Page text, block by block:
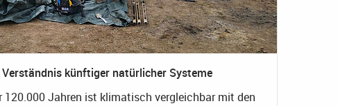
Verständnis künftiger natürlicher Systeme
120.000 Jahren ist klimatisch vergleichbar mit den